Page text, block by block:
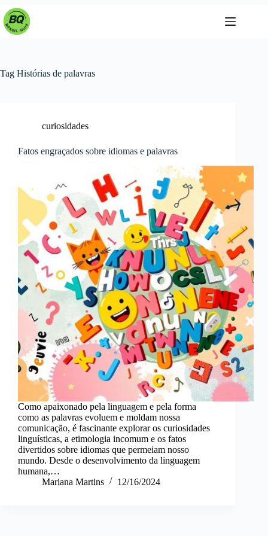
Pular
para
Tag Histórias de palavras
curiosidades
Fatos engraçados sobre idiomas e palavras
Como apaixonado pela linguagem e pela forma
como as palavras evoluem e moldam nossa
comunicação, é fascinante explorar os curiosidades
linguísticas, a etimologia incomum e os fatos
divertidos sobre idiomas que permeiam nosso
mundo. Desde o desenvolvimento da linguagem
humana,…
Mariana Martins
12/16/2024